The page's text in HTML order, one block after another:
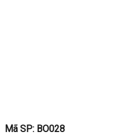
Mã SP: BO028